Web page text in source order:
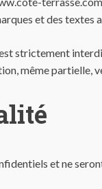
et des
strictement
même partielle,
et ne